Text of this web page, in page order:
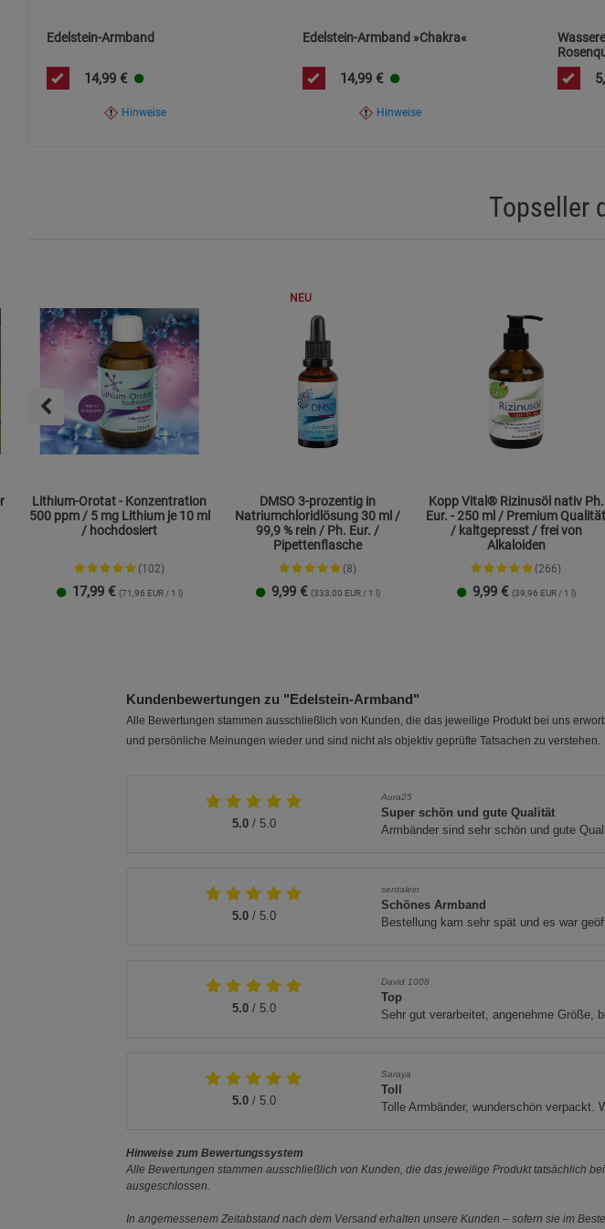
Edelstein-Armband
14,99 €
Hinweise
Edelstein-Armband »Chakra«
14,99 €
Hinweise
Topseller
Lithium-Orotat - Konzentration
500 ppm / 5 mg Lithium je 10 ml
/ hochdosiert
(102)
17,99 € (71,96 EUR / 1 l)
NEU
DMSO 3-prozentig in
Natriumchloridlösung 30 ml /
99,9 % rein / Ph. Eur. /
Pipettenflasche
(8)
9,99 € (333,00 EUR / 1 l)
Kopp Vital® Rizinusöl nativ Ph.
Eur. - 250 ml / Premium Qualität
/ kaltgepresst / frei von
Alkaloiden
(266)
9,99 € (39,96 EUR / 1 l)
Kundenbewertungen zu "Edelstein-Armband"
Alle Bewertungen stammen ausschließlich von Kunden, die das jeweilige Produkt bei uns
und persönliche Meinungen wieder und sind nicht als objektiv geprüfte Tatsachen zu verstehen.
5.0/ 5.0
Aura25
Super schön und gute Qualität
Armbänder sind sehr schön und gute
5.0/ 5.0
sentalein
Schönes Armband
Bestellung kam sehr spät und es war
5.0/ 5.0
David 1008
Top
Sehr gut verarbeitet, angenehme Größe,
5.0/ 5.0
Saraya
Toll
Tolle Armbänder, wunderschön verpackt.
Hinweise zum Bewertungssystem
Alle Bewertungen stammen ausschließlich von Kunden, die das jeweilige Produkt tatsächlich
ausgeschlossen.
In angemessenem Zeitabstand nach dem Versand erhalten unsere Kunden – sofern sie im
Marketing Cookies
Beschreibung Marketing Cookies
Cookie-